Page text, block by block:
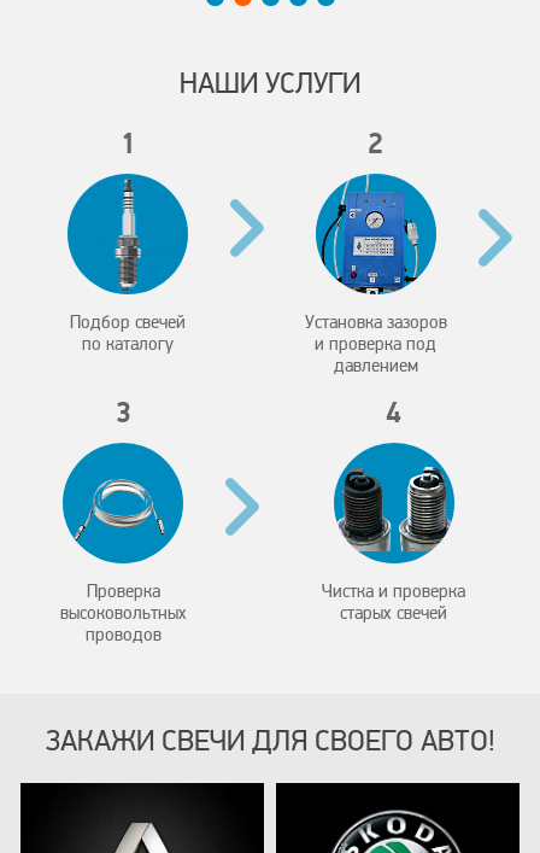
НАШИ УСЛУГИ
1
Подбор свечей
по каталогу
2
Установка зазоров
и проверка под
давлением
3
Проверка
высоковольтных
проводов
4
Чистка и проверка
старых свечей
ЗАКАЖИ СВЕЧИ ДЛЯ СВОЕГО АВТО!